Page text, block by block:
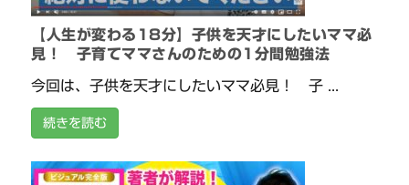
【人生が変わる18分】子供を天才にしたいママ必
見！ 子育てママさんのための1分間勉強法
今回は、子供を天才にしたいママ必見！ 子 ...
続きを読む